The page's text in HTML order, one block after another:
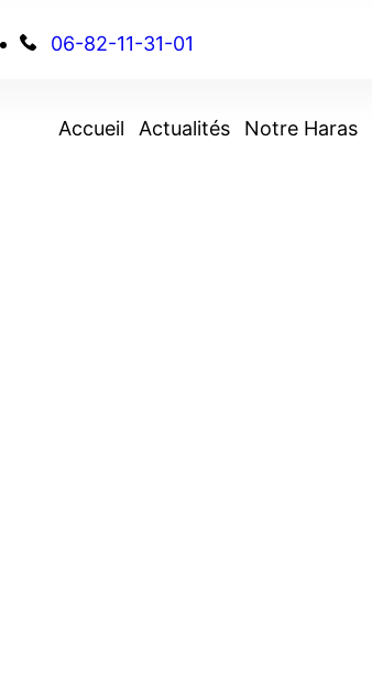
06-82-11-31-01
Accueil Actualités Notre Haras